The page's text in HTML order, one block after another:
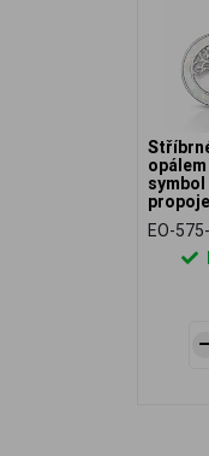
symbol
EO-